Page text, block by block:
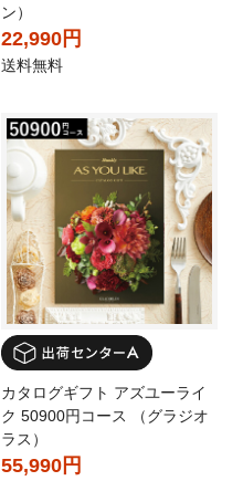
ン）
22,990円
送料無料
カタログギフト アズユーライ
ク 50900円コース （グラジオ
ラス）
55,990円